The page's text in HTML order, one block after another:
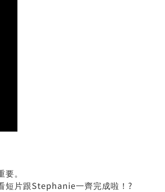
。
短片跟Stephanie一齊完成啦！?